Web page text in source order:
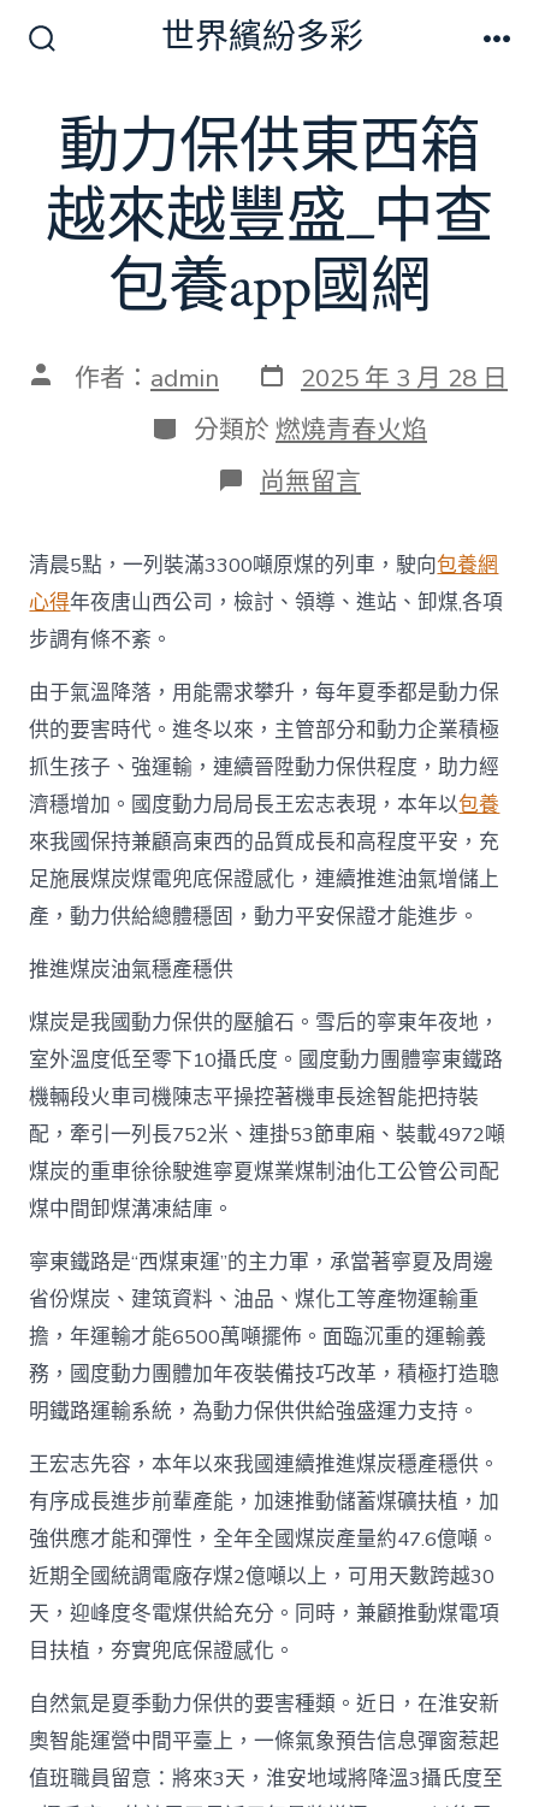
切
換
開
關
世界繽紛多彩
動力保供東西箱
越來越豐盛_中查
包養app國網
文 作者： admin 發
表
日
期
2025 年 3 月 28 日
分
類
分類於 燃燒青春火焰
在
〈動
保
供
東
越
來
越
豐
盛
_
中
查
包
養
app
尚無留言
清晨5點，一列裝滿3300噸原煤的列車，駛向包養網
心得年夜唐山西公司，檢討、領導、進站、卸煤,各項
步調有條不紊。
由于氣溫降落，用能需求攀升，每年夏季都是動力保
供的要害時代。進冬以來，主管部分和動力企業積極
抓生孩子、強運輸，連續晉陞動力保供程度，助力經
濟穩增加。國度動力局局長王宏志表現，本年以包養
來我國保持兼顧高東西的品質成長和高程度平安，充
足施展煤炭煤電兜底保證感化，連續推進油氣增儲上
產，動力供給總體穩固，動力平安保證才能進步。
推進煤炭油氣穩產穩供
煤炭是我國動力保供的壓艙石。雪后的寧東年夜地，
室外溫度低至零下10攝氏度。國度動力團體寧東鐵路
機輛段火車司機陳志平操控著機車長途智能把持裝
配，牽引一列長752米、連掛53節車廂、裝載4972噸
煤炭的重車徐徐駛進寧夏煤業煤制油化工公管公司配
煤中間卸煤溝凍結庫。
寧東鐵路是“西煤東運”的主力軍，承當著寧夏及周邊
省份煤炭、建筑資料、油品、煤化工等產物運輸重
擔，年運輸才能6500萬噸擺佈。面臨沉重的運輸義
務，國度動力團體加年夜裝備技巧改革，積極打造聰
明鐵路運輸系統，為動力保供供給強盛運力支持。
王宏志先容，本年以來我國連續推進煤炭穩產穩供。
有序成長進步前輩產能，加速推動儲蓄煤礦扶植，加
強供應才能和彈性，全年全國煤炭產量約47.6億噸。
近期全國統調電廠存煤2億噸以上，可用天數跨越30
天，迎峰度冬電煤供給充分。同時，兼顧推動煤電項
目扶植，夯實兜底保證感化。
自然氣是夏季動力保供的要害種類。近日，在淮安新
奧智能運營中間平臺上，一條氣象預告信息彈窗惹起
值班職員留意：將來3天，淮安地域將降溫3攝氏度至